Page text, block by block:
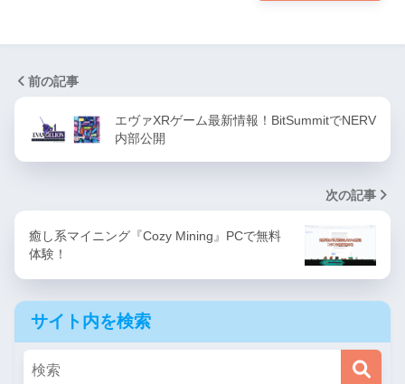
前の記事
エヴァXRゲーム最新情報！BitSummitでNERV
内部公開
次の記事
癒し系マイニング『Cozy Mining』PCで無料
体験！
サイト内を検索